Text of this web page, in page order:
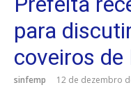
para
coveiros de
sinfemp 12 de dezembro